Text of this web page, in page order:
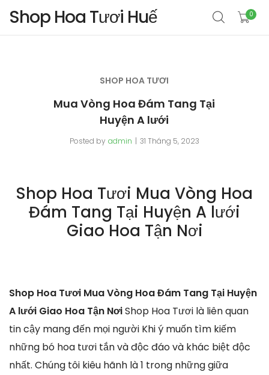
Shop Hoa Tươi Huế 0
SHOP HOA TƯƠI
Mua Vòng Hoa Đám Tang Tại
Huyện A lưới
Posted by admin 31 Tháng 5, 2023
Shop Hoa Tươi Mua Vòng Hoa
Đám Tang Tại Huyện A lưới
Giao Hoa Tận Nơi
Shop Hoa Tươi Mua Vòng Hoa Đám Tang Tại Huyện
A lưới Giao Hoa Tận NơiShop Hoa Tươi là liên quan
tin cậy mang đến mọi người Khi ý muốn tìm kiếm
những bó hoa tươi tắn và độc đáo và khác biệt độc
nhất. Chúng tôi kiêu hãnh là 1 trong những giữa